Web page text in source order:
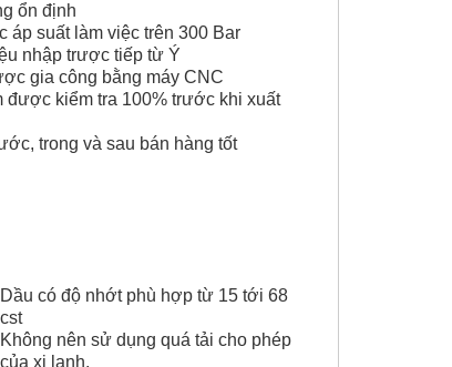
ổn định
áp suất làm việc trên 300 Bar
nhập trược tiếp từ Ý
gia công bằng máy CNC
được kiểm tra 100% trước khi xuất
trong và sau bán hàng tốt
Dầu có độ nhớt phù hợp từ 15 tới 68
cst
Không nên sử dụng quá tải cho phép
của xi lanh.